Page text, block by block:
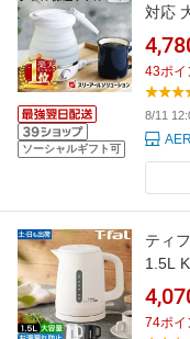
ソーシャルギフト可
対応
ケト
たみ
人暮
度調
43ポイ
8/11
ティ
1.5L
湯沸
1.5リ
動電
74ポイ